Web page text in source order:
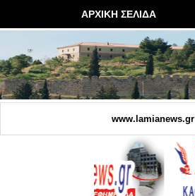
ΑΡΧΙΚΗ ΣΕΛΙΔΑ
www.lamianews.gr